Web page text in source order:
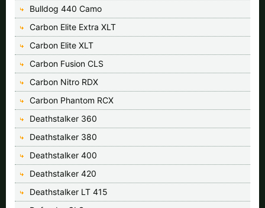
Bulldog 440 Camo
Carbon Elite Extra XLT
Carbon Elite XLT
Carbon Fusion CLS
Carbon Nitro RDX
Carbon Phantom RCX
Deathstalker 360
Deathstalker 380
Deathstalker 400
Deathstalker 420
Deathstalker LT 415